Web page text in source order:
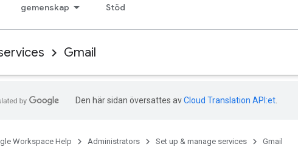
gemenskap Stöd
Gmail
Den här sidan översattes avCloud Translation API:et
Workspace Help Administrators Set up & manage services Gmail